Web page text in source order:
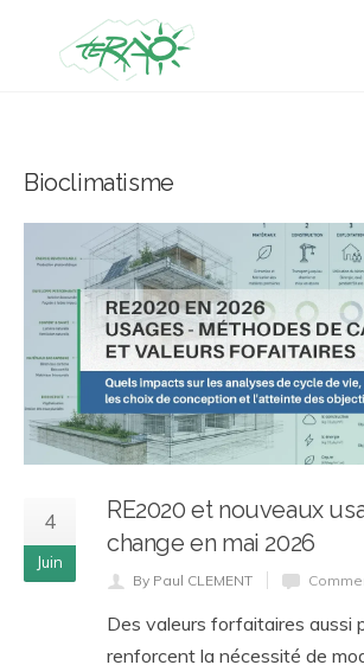
Bioclimatisme
4
Juin
RE2020 et nouveaux
change en mai 2026
By Paul CLEMENT
Des valeurs forfaitaires aussi
renforcent la nécessité de